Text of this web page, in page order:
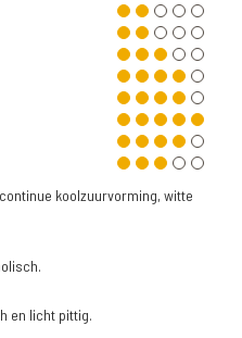
koolzuurvorming, witte
en licht pittig.